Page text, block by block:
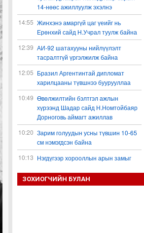
14-нөөс ажиллуулж эхэлнэ
14:55 Жинхэнэ амаргүй цаг үеийг нь
Ерөнхий сайд Н.Учрал туулж байна
12:39 АИ-92 шатахууны нийлүүлэлт
тасралтгүй үргэлжилж байна
12:05 Бразил Аргентинтай дипломат
харилцааны түвшнээ буурууллаа
10:49 Өвөлжилтийн бэлтгэл ажлын
хүрээнд Шадар сайд Н.Номтойбаяр
Дорноговь аймагт ажиллав
10:20 Зарим голуудын усны түвшин 10-65
см нэмэгдсэн байна
10:13 Нэгдүгээр хорооллын арын замыг
түр хааж, борооны ус зайлуулах
шугамын хөндлөн сэтэлгээ хийнэ
ЗОХИОГЧИЙН БУЛАН